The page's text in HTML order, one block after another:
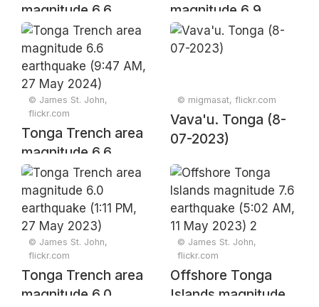
magnitude 6.6
earthquake (9:05
AM, 2 October
2024)
magnitude 6.9
earthquake (12:29
PM, 26 August
© James St. John,
flickr.com
Tonga Trench area
magnitude 6.6
earthquake (9:47
AM, 27 May 2024)
© migmasat, flickr.com
Vava'u. Tonga (8-
07-2023)
© James St. John,
flickr.com
Tonga Trench area
magnitude 6.0
© James St. John,
flickr.com
Offshore Tonga
Islands magnitude